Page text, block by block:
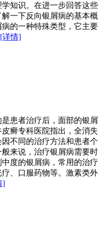
知识。在进一步回答这些
一下反向银屑病的基本概
的一种特殊类型，它主要
[详情]
患者治疗后，面部的银屑
癣专科医院指出，全消失
不同的治疗方法和患者个
来说，治疗银屑病需要时
度的银屑病，常用的治疗
、口服药物等。激素类外
]